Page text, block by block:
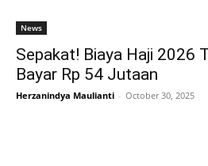
News
Sepakat! Biaya Haji 2026
Bayar Rp 54 Jutaan
Herzanindya Maulianti - October 30, 2025